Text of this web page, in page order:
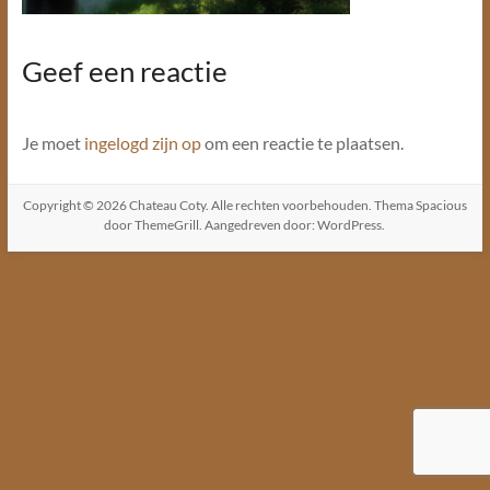
Geef een reactie
Je moet ingelogd zijn opom een reactie te plaatsen.
Copyright © 2026Chateau Coty. Alle rechten voorbehouden. ThemaSpacious
door ThemeGrill. Aangedreven door:WordPress.